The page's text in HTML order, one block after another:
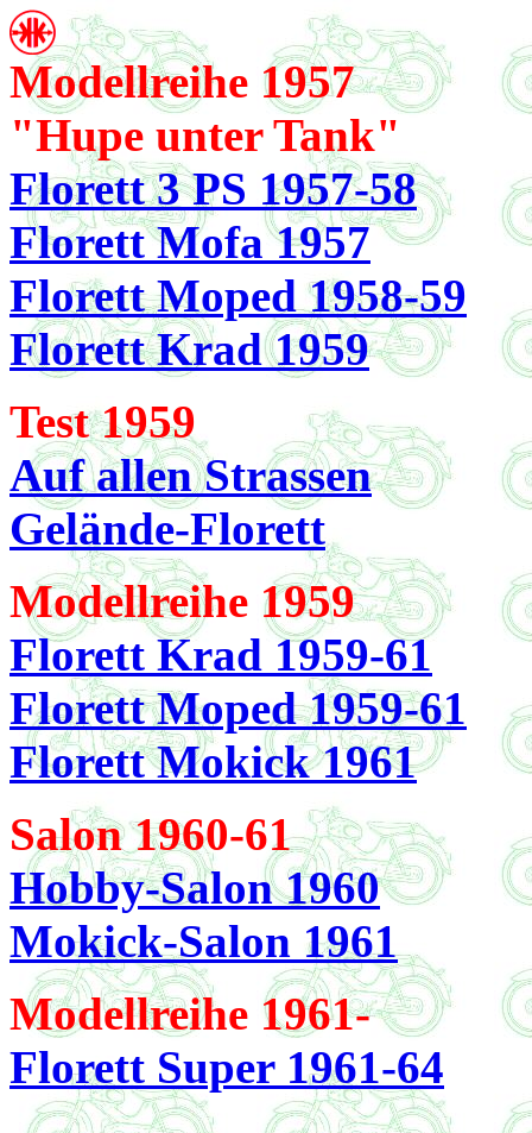
Modellreihe 1957
"Hupe unter Tank"
Florett 3 PS 1957-58
Florett Mofa 1957
Florett Moped 1958-59
Florett Krad 1959
Test 1959
Auf allen Strassen
Gelände-Florett
Modellreihe 1959
Florett Krad 1959-61
Florett Moped 1959-61
Florett Mokick 1961
Salon 1960-61
Hobby-Salon 1960
Mokick-Salon 1961
Modellreihe 1961-
Florett Super 1961-64